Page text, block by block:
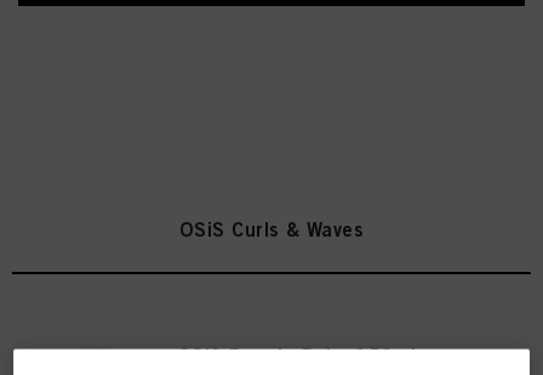
OSiS Curls & Waves
OSiS Bounty Balm 150ml